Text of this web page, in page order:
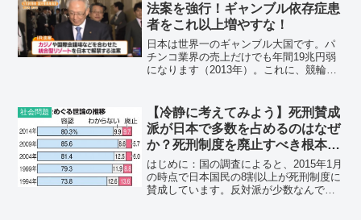
法案を強行！ギャンブル依存症患
者をこれ以上増やすな！
日本は世界一のギャンブル大国です。パ
チンコ業界の売上だけでも年間19兆円弱
になります（2013年）。これに、競輪・
対してこれだけ大きな金額が動く国は世
界広しといえども日...
社会問題
【冷静に考えてみよう】死刑賛成
派が日本で多数を占めるのはなぜ
か？死刑制度を廃止すべき根本的
な理由は何か？
はじめに：国の調査によると、2015年1月
の時点で日本国民の8割以上が死刑制度に
賛成しています。反対派が少数なんです